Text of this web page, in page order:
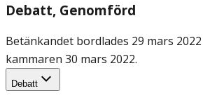
Debatt, Genomförd
Betänkandet bordlades 29 mars
kammaren 30 mars 2022.
Debatt